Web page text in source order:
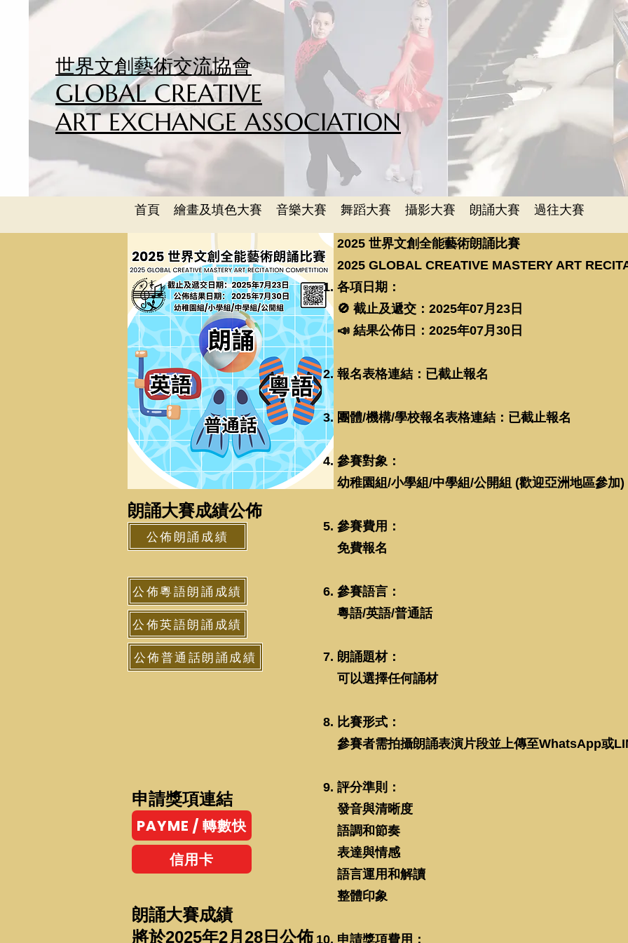
世界文創藝術交流協會
GLOBAL CREATIVE
ART EXCHANGE ASSOCIATION
首頁 繪畫及填色大賽 音樂大賽 舞蹈大賽 攝影大賽 朗誦大賽 過往大賽
朗誦大賽成績公佈
公佈朗誦成績
申請獎項連結
PAYME / 轉數快
信用卡
朗誦大賽成績
將於2025年2月28日公佈
2025 世界文創全能藝術朗誦比賽
2025 GLOBAL CREATIVE MASTERY ART
各項日期：
🚫 截止及遞交：2025年07月23日
📣 結果公佈日：2025年07月30日
報名表格連結： 已截止報名
團體/機構/學校報名表格連結： 已截止報名
參賽對象：
幼稚園組/小學組/中學組/公開組 (歡迎亞洲地區參加)
參賽費用：
免費報名
參賽語言：
粵語/英語/普通話
朗誦題材：
可以選擇任何誦材
比賽形式：
參賽者需拍攝朗誦表演片段並上傳至WhatsApp或
評分準則：
發音與清晰度
語調和節奏
表達與情感
語言運用和解讀
整體印象
申請獎項費用：
公佈粵語朗誦成績
公佈英語朗誦成績
公佈普通話朗誦成績